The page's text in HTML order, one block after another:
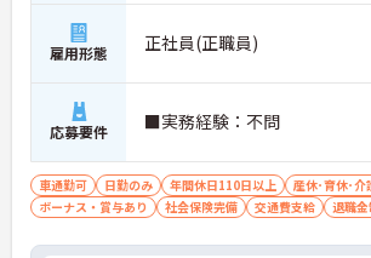
雇用形態 正社員(正職員)
応募要件 ■実務経験：不問
車通勤可 日勤のみ 年間休日110日以上
産休･育休･介
ボーナス・賞与あり
社会保険完備 交通費支給 退職金